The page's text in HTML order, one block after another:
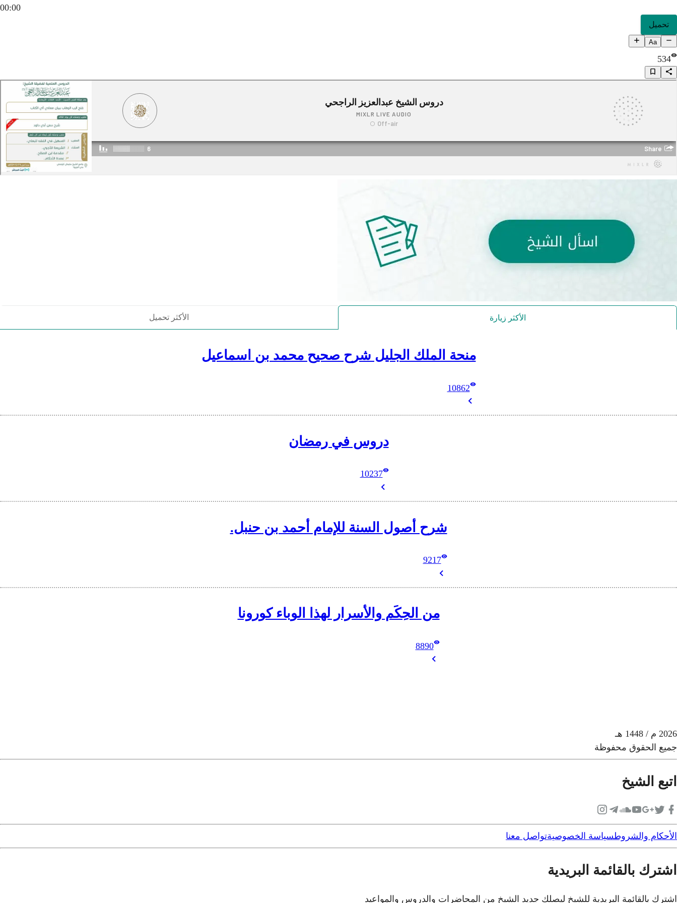
00:00
تحميل
Aa
534
الأكثر زيارة الأكثر تحميل
منحة الملك الجليل شرح صحيح محمد بن اسماعيل
10862
دروس في رمضان
10237
شرح أصول السنة للإمام أحمد بن حنبل.
9217
من الحِكَم والأسرار لهذا الوباء كورونا
8890
2026 م / 1448 هـ
جميع الحقوق محفوظة
اتبع الشيخ
الأحكام والشروطسياسة الخصوصيةتواصل معنا
اشترك بالقائمة البريدية
اشترك بالقائمة البريدية للشيخ ليصلك جديد الشيخ من المحاضرات والدروس والمواعيد